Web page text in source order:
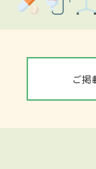
ご掲